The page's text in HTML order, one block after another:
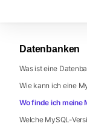
Datenbanken
Was ist eine
Wie kann ich eine
Wo finde ich meine
Welche MySQL-